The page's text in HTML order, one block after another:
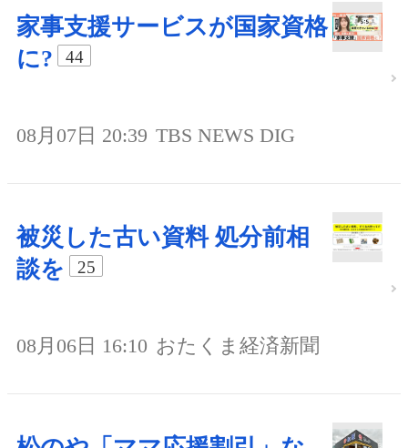
家事支援サービスが国家資格
に?
44
08月07日 20:39 TBS NEWS DIG
被災した古い資料 処分前相
談を
25
08月06日 16:10 おたくま経済新聞